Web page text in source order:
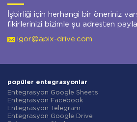
İşbirliği için herhangi bir öneriniz
fikirlerinizi bizimle şu adresten
igor@apix-drive.com
popüler entegrasyonlar
Entegrasyon Google Sheets
Entegrasyon Facebook
Entegrasyon Telegram
Entegrasyon Google Drive